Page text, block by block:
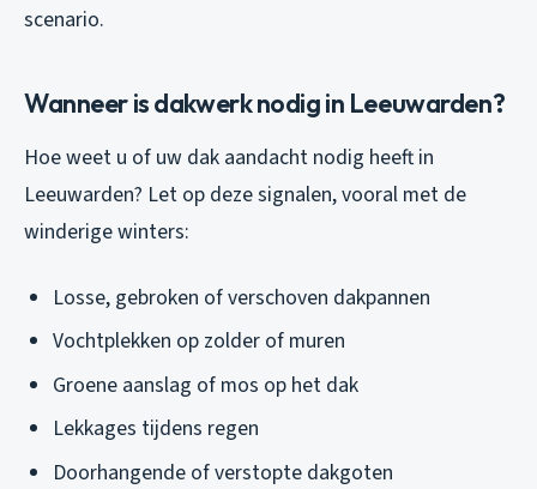
scenario.
Wanneer is dakwerk nodig in Leeuwarden?
Hoe weet u of uw dak aandacht nodig heeft in
Leeuwarden? Let op deze signalen, vooral met de
winderige winters:
Losse, gebroken of verschoven dakpannen
Vochtplekken op zolder of muren
Groene aanslag of mos op het dak
Lekkages tijdens regen
Doorhangende of verstopte dakgoten